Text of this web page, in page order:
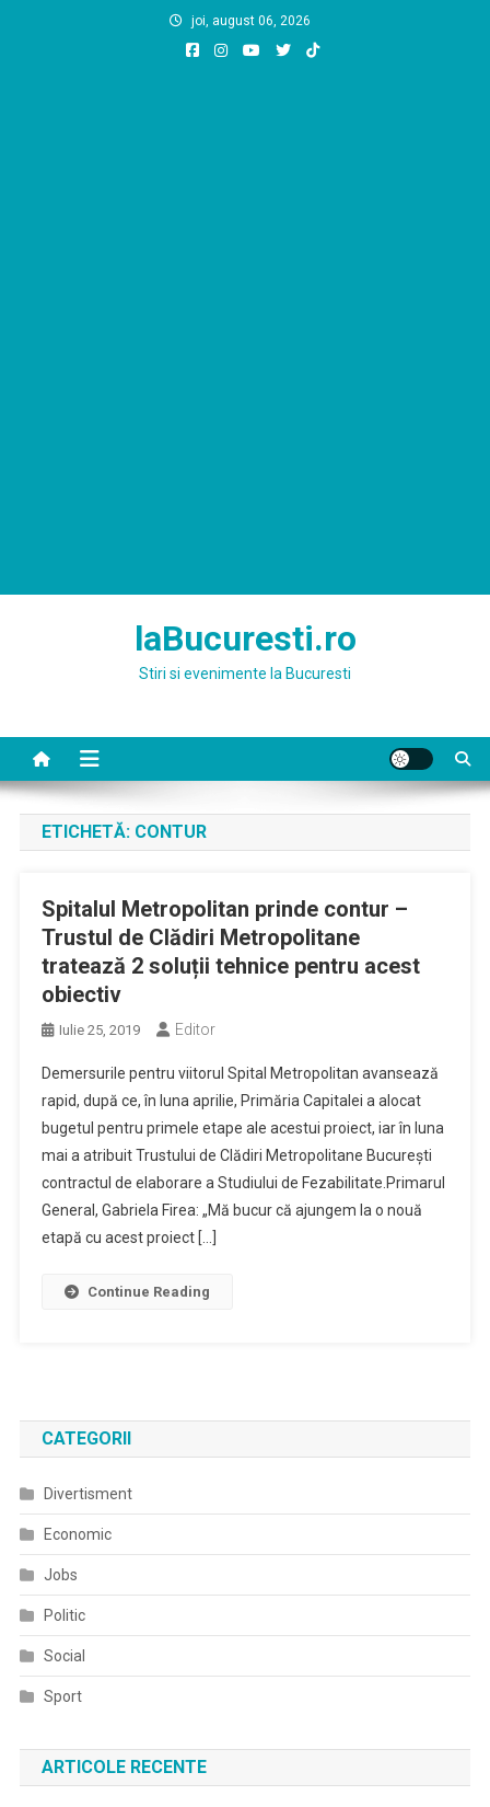
joi, august 06, 2026
laBucuresti.ro
Stiri si evenimente la Bucuresti
ETICHETĂ: CONTUR
Spitalul Metropolitan prinde contur –
Trustul de Clădiri Metropolitane
tratează 2 soluții tehnice pentru acest
obiectiv
Iulie 25, 2019 Editor
Demersurile pentru viitorul Spital Metropolitan avansează
rapid, după ce, în luna aprilie, Primăria Capitalei a alocat
bugetul pentru primele etape ale acestui proiect, iar în luna
mai a atribuit Trustului de Clădiri Metropolitane București
contractul de elaborare a Studiului de Fezabilitate.Primarul
General, Gabriela Firea: „Mă bucur că ajungem la o nouă
etapă cu acest proiect […]
Continue Reading
CATEGORII
Divertisment
Economic
Jobs
Politic
Social
Sport
ARTICOLE RECENTE